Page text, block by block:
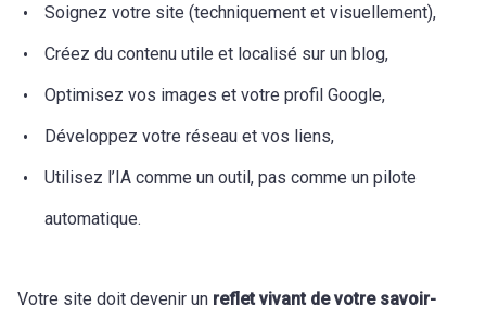
Soignez votre site (techniquement et visuellement),
Créez du contenu utile et localisé sur un blog,
Optimisez vos images et votre profil Google,
Développez votre réseau et vos liens,
Utilisez l’IA comme un outil, pas comme un pilote
automatique.
Votre site doit devenir un reflet vivant de votre savoir-